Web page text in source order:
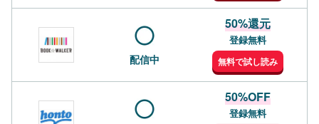
配信中
50%還元
登録無料
無料で試し読み
50%OFF
登録無料